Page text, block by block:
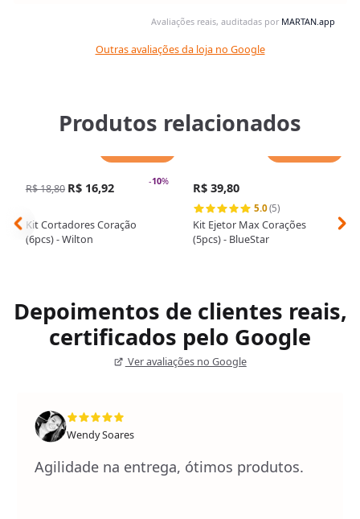
Avaliações reais, auditadas por MARTAN.app
Outras avaliações da loja no Google
Produtos relacionados
-10%
R$ 18,80 R$ 16,92
Kit Cortadores Coração
(6pcs) - Wilton
R$ 39,80
5.0(5)
Kit Ejetor Max Corações
(5pcs) - BlueStar
Depoimentos de clientes reais,
certificados pelo Google
Ver avaliações no Google
Wendy Soares
Agilidade na entrega, ótimos produtos.